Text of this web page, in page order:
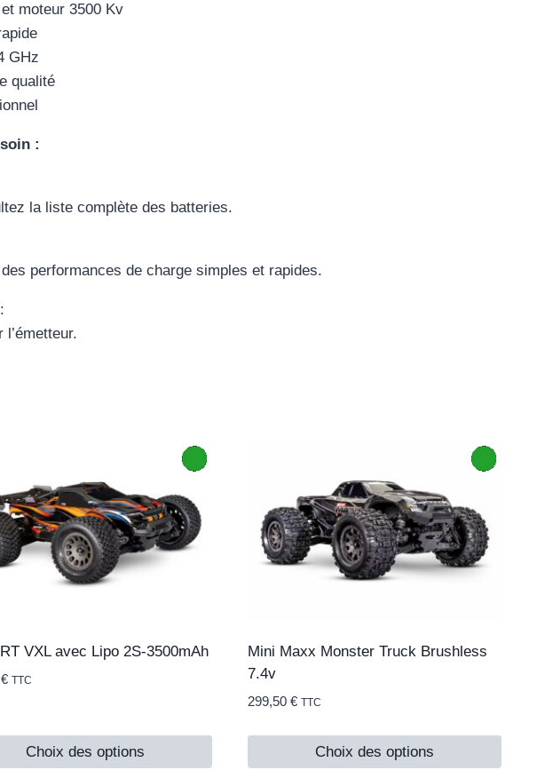
moteur 3500 Kv
GHz
qualité
:
la liste complète des batteries.
performances de charge simples et rapides.
VXL avec Lipo 2S-3500mAh
€ TTC
Choix des options
Mini Maxx Monster Truck Brushless
7.4v
299,50 € TTC
Choix des options